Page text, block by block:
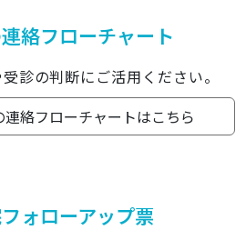
絡フローチャート
診の判断にご活用ください。
絡フローチャートはこちら
ォローアップ票